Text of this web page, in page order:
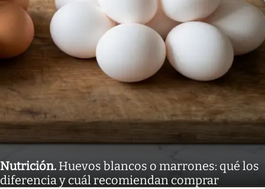
Nutrición. Huevos blancos o marrones: qué los
diferencia y cuál recomiendan comprar